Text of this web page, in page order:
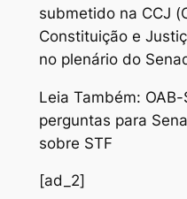
submetido na CCJ
Constituição e
no plenário do
Leia Também:
perguntas para
sobre STF
[ad_2]